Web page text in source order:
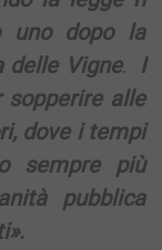
uno dopo la
delle Vigne. I
sopperire alle
dove i tempi
sempre più
pubblica